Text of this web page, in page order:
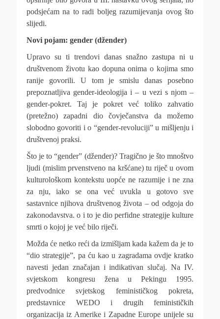
podsjećam na to radi boljeg razumijevanja ovog što
slijedi.
Novi pojam: gender (džender)
Upravo su ti trendovi danas snažno zastupa ni u
društvenom životu kao dopuna onima o kojima smo
ranije govorili. U tom je smislu danas posebno
prepoznatljiva gender-ideologija i – u vezi s njom –
gender-pokret. Taj je pokret već toliko zahvatio
(pretežno) zapadni dio čovječanstva da možemo
slobodno govoriti i o “gender-revoluciji” u mišljenju i
društvenoj praksi.
Što je to “gender” (džender)? Tragično je što mnoštvo
ljudi (mislim prvenstveno na kršćane) tu riječ u ovom
kulturološkom kontekstu uopće ne razumije i ne zna
za nju, iako se ona već uvukla u gotovo sve
sastavnice njihova društvenog života – od odgoja do
zakonodavstva. o i to je dio perfidne strategije kulture
smrti o kojoj je već bilo riječi.
Možda će netko reći da izmišljam kada kažem da je to
“dio strategije”, pa ću kao u zagradama ovdje kratko
navesti jedan značajan i indikativan slučaj. Na IV.
svjetskom kongresu žena u Pekingu 1995.
predvodnice svjetskog feminističkog pokreta,
predstavnice WEDO i drugih feminističkih
organizacija iz Amerike i Zapadne Europe unijele su